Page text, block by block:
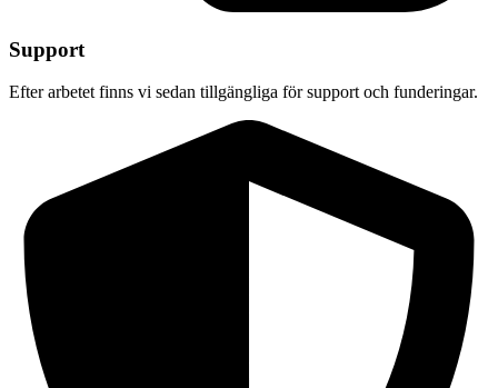
Support
Efter arbetet finns vi sedan tillgängliga för support och funderingar.